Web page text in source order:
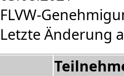
FLVW-
Letzte Änderung